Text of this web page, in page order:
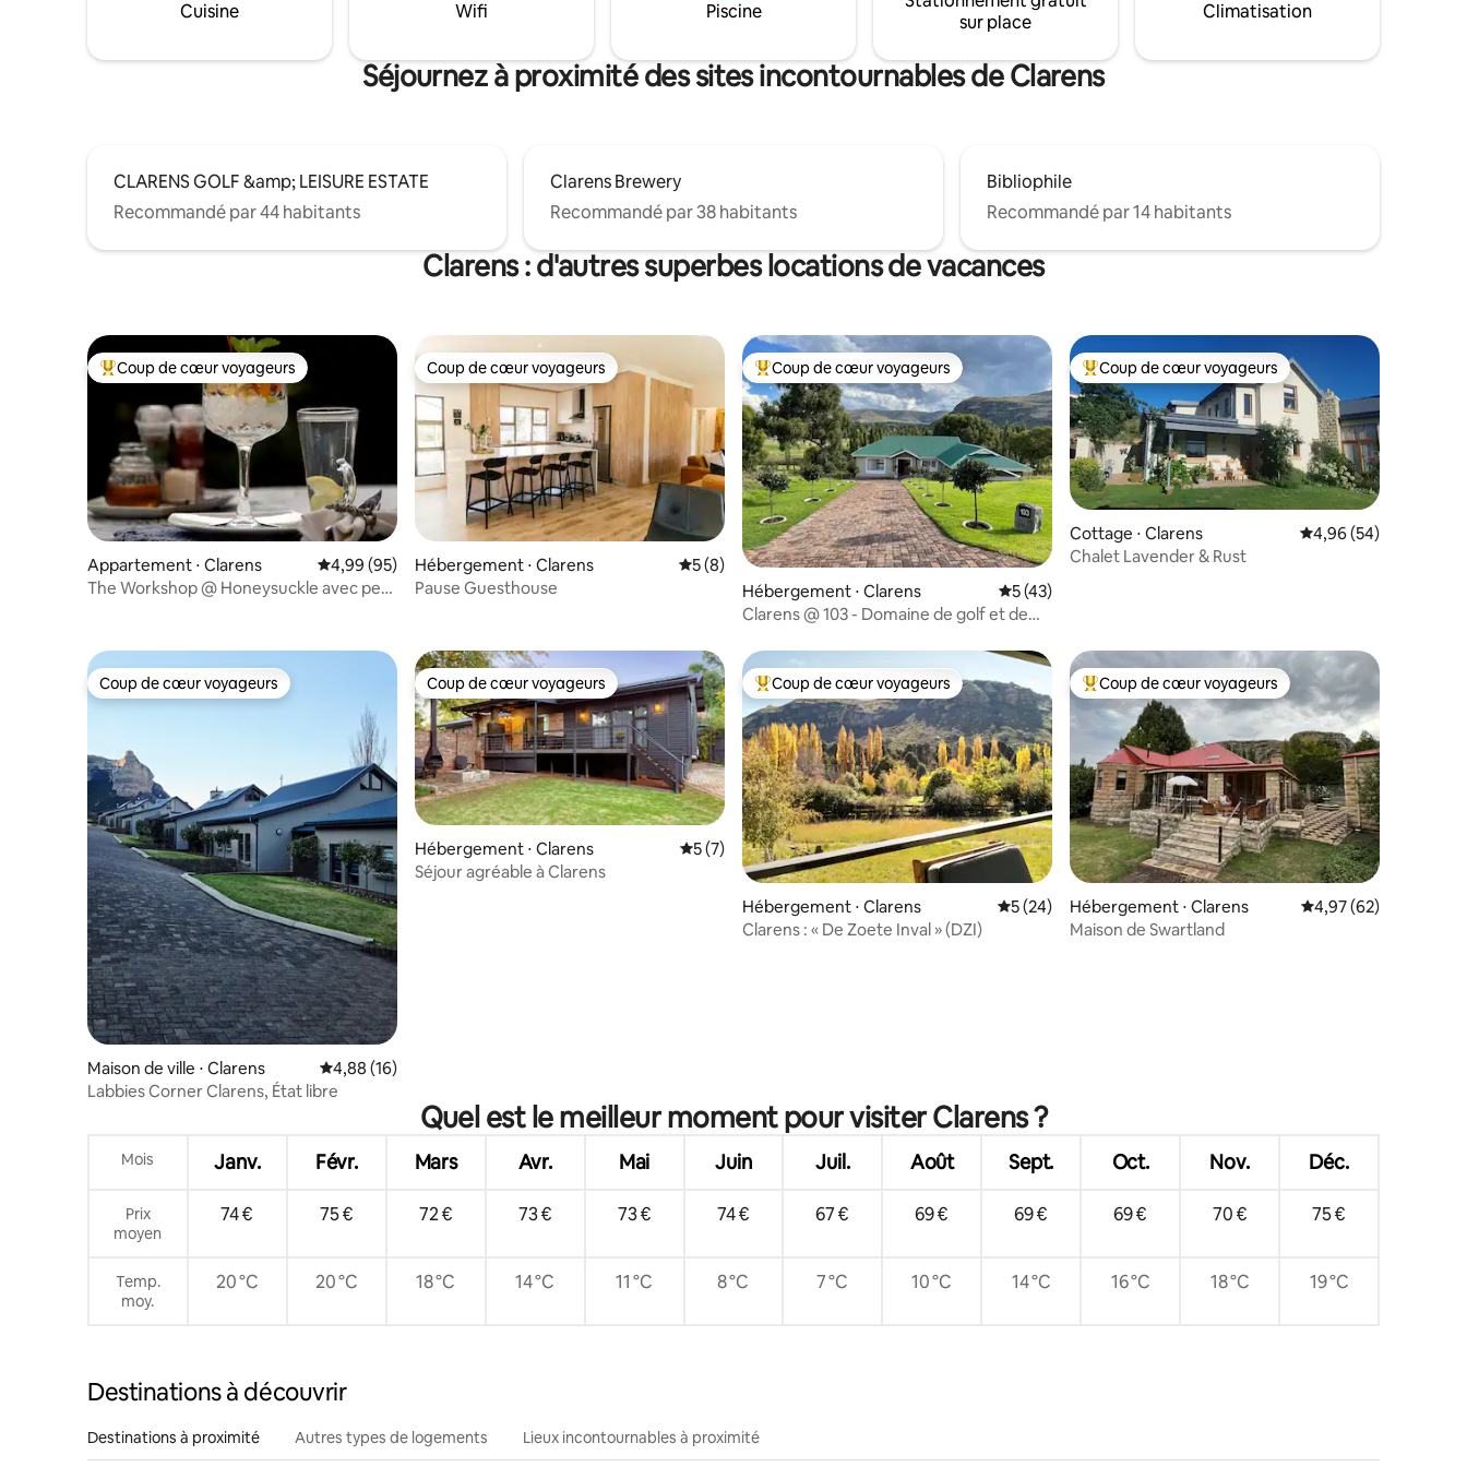
avec remise à l'eau (des frais de canne
pour ceux qui ont besoin de travailler ou
chez eux.
place, séparés et avec leurs propres
télévision connectée, un braai
de la rue.
Cuisine Wifi Piscine
sur place
Climatisation
Séjournez à proximité des sites incontournables de Clarens
CLARENS GOLF &amp; LEISURE ESTATE
Recommandé par 44 habitants
Clarens Brewery
Recommandé par 38 habitants
Bibliophile
Recommandé par 14 habitants
Clarens : d'autres superbes locations de vacances
Coups de cœur voyageurs les plus appréciés
Coup de cœur voyageurs
Appartement ⋅ Clarens Évaluation moyenne sur la base de 95 commentaires : 4,99 sur 5
4,99 (95)
The Workshop @ Honeysuckle avec petit
Coup de cœur voyageurs
Coup de cœur voyageurs
Hébergement ⋅ Clarens Évaluation moyenne sur la base de 8 commentaires : 5 sur 5
5 (8)
Pause Guesthouse
Coups de cœur voyageurs les plus appréciés
Coup de cœur voyageurs
Hébergement ⋅ Clarens Évaluation moyenne sur la base de 43 commentaires : 5 sur 5
5 (43)
Clarens @ 103 - Domaine de golf et de
Coups de cœur voyageurs les plus appréciés
Coup de cœur voyageurs
Cottage ⋅ Clarens Évaluation moyenne
4,96 (54)
Chalet Lavender & Rust
Coup de cœur voyageurs
Coup de cœur voyageurs
Maison de ville ⋅ Clarens Évaluation moyenne sur la base de 16 commentaires : 4,88 sur 5
4,88 (16)
Labbies Corner Clarens, État libre
Coup de cœur voyageurs
Coup de cœur voyageurs
Hébergement ⋅ Clarens Évaluation moyenne sur la base de 7 commentaires : 5 sur 5
5 (7)
Séjour agréable à Clarens
Coups de cœur voyageurs les plus appréciés
Coup de cœur voyageurs
Hébergement ⋅ Clarens Évaluation moyenne sur la base de 24 commentaires : 5 sur 5
5 (24)
Clarens : « De Zoete Inval » (DZI)
Coups de cœur voyageurs les plus appréciés
Coup de cœur voyageurs
Hébergement ⋅ Clarens Évaluation moyenne
4,97 (62)
Maison de Swartland
Quel est le meilleur moment pour visiter Clarens ?
Mois Janv. Févr. Mars Avr. Mai Juin Juil. Août Sept. Oct. Nov. Déc.
Prix
moyen
74 € 75 € 72 € 73 € 73 € 74 € 67 € 69 € 69 € 69 € 70 € 75 €
Temp.
moy.
20 °C 20 °C 18 °C 14 °C 11 °C 8 °C 7 °C 10 °C 14 °C 16 °C 18 °C 19 °C
Destinations à découvrir
Destinations à proximité Autres types de logements Lieux incontournables à proximité